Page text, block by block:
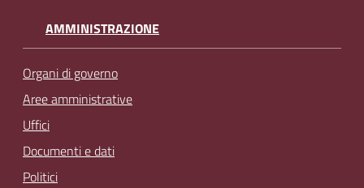
AMMINISTRAZIONE
Organi di governo
Aree amministrative
Uffici
Documenti e dati
Politici